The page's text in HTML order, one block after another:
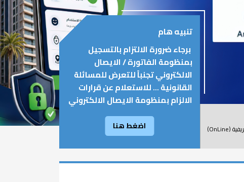
بيان بتفاصيل ومواعيد إقامة الندوات التعريفية (OnLine)
تنبيه هام
برجاء ضرورة الالتزام بالتسجيل
بمنظومة الفاتورة / الايصال
الالكتروني تجنباً للتعرض للمسائلة
القانونية ... للاستعلام عن قرارات
الالزام بمنظومة الايصال الالكتروني
اضغط هنا